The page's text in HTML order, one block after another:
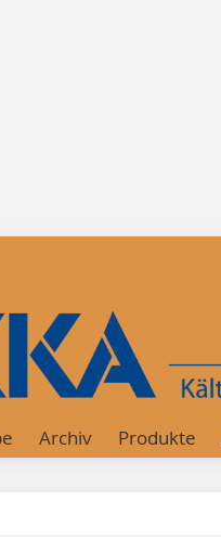
Archiv Produkte